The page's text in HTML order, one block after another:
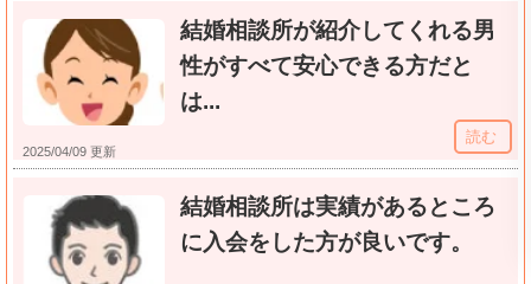
2025/04/09 更新
結婚相談所が紹介してくれる男
性がすべて安心できる方だと
は...
読む
結婚相談所は実績があるところ
に入会をした方が良いです。